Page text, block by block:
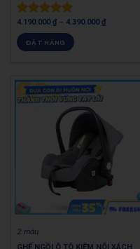
Được xếp
hạng05
sao
4.190.000₫ – 4.390.000₫
ĐẶT HÀNG
2 màu
GHẾ NGỒI Ô TÔ KIÊM NÔI XÁCH